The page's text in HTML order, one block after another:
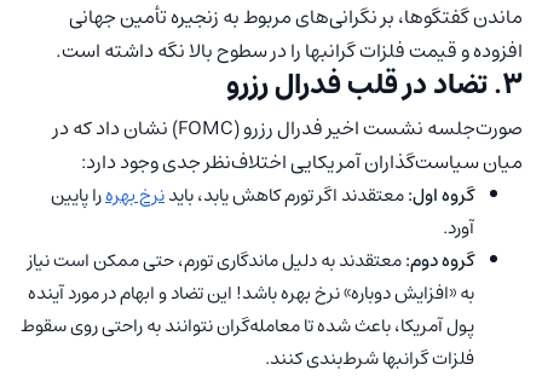
ماندن گفتگوها، بر نگرانی‌های مربوط به زنجیره تأمین جهانی
افزوده و قیمت فلزات گرانبها را در سطوح بالا نگه داشته است.
۳. تضاد در قلب فدرال رزرو
صورت‌جلسه نشست اخیر فدرال رزرو (FOMC) نشان داد که در
میان سیاست‌گذاران آمریکایی اختلاف‌نظر جدی وجود دارد:
گروه اول:معتقدند اگر تورم کاهش یابد، بایدنرخ بهرهرا پایین
آورد.
گروه دوم:معتقدند به دلیل ماندگاری تورم، حتی ممکن است نیاز
به «افزایش دوباره» نرخ بهره باشد! این تضاد و ابهام در مورد آینده
پول آمریکا، باعث شده تا معامله‌گران نتوانند به راحتی روی سقوط
فلزات گرانبها شرط‌بندی کنند.